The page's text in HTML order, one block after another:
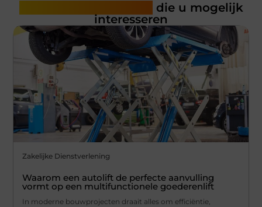
die u mogelijk
interesseren
Zakelijke Dienstverlening
Waarom een autolift de perfecte aanvulling
vormt op een multifunctionele goederenlift
In moderne bouwprojecten draait alles om efficiëntie,